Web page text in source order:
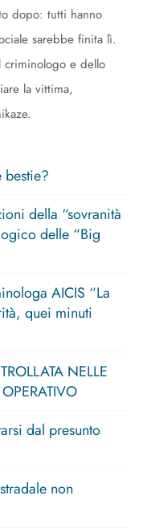
dopo: tutti hanno
sarebbe finita lì.
criminologo e dello
la vittima,
della “sovranità
delle “Big
AICIS “La
quei minuti
NELLE
dal presunto
non